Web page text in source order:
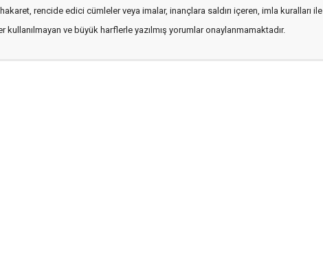
rencide edici cümleler veya imalar, inançlara saldırı içeren, imla kuralları ile
kullanılmayan ve büyük harflerle yazılmış yorumlar onaylanmamaktadır.